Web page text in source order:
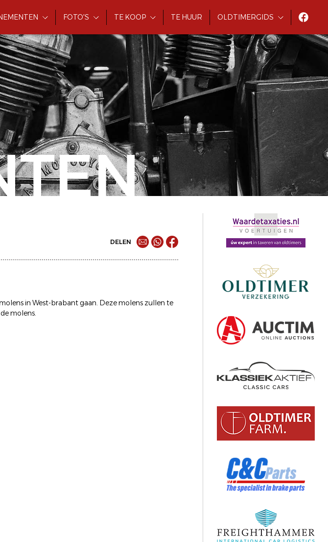
FOTO'S TE KOOP TE HUUR OLDTIMERGIDS
DELEN
in West-brabant gaan. Deze molens zullen te
molens.